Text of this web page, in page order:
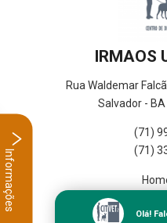
IRMAOS
Rua Waldemar
Salvador -
(71)
(71)
Olá!
Informações